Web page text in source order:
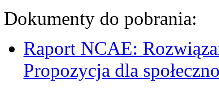
Dokumenty do pobrania:
Raport NCAE:
Propozycja dla